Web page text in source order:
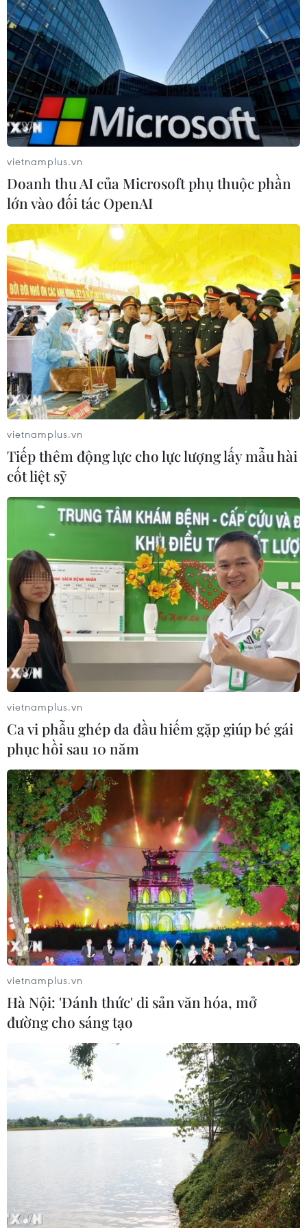
vietnamplus.vn
Doanh thu AI của Microsoft phụ thuộc phần
lớn vào đối tác OpenAI
vietnamplus.vn
Tiếp thêm động lực cho lực lượng lấy mẫu hài
cốt liệt sỹ
vietnamplus.vn
Ca vi phẫu ghép da đầu hiếm gặp giúp bé gái
phục hồi sau 10 năm
vietnamplus.vn
Hà Nội: 'Đánh thức' di sản văn hóa, mở
đường cho sáng tạo